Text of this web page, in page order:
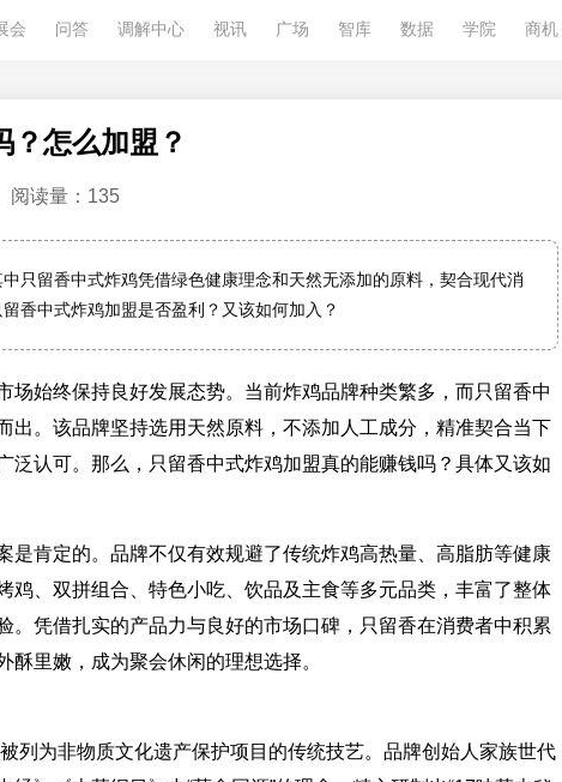
会 问答 调解中心 视讯 广场 智库 数据 学院 商机
？怎么加盟？
阅读量：135
只留香中式炸鸡凭借绿色健康理念和天然无添加的原料，契合现代消
香中式炸鸡加盟是否盈利？又该如何加入？
场始终保持良好发展态势。当前炸鸡品牌种类繁多，而只留香中
出。该品牌坚持选用天然原料，不添加人工成分，精准契合当下
泛认可。那么，只留香中式炸鸡加盟真的能赚钱吗？具体又该如
是肯定的。品牌不仅有效规避了传统炸鸡高热量、高脂肪等健康
鸡、双拼组合、特色小吃、饮品及主食等多元品类，丰富了整体
。凭借扎实的产品力与良好的市场口碑，只留香在消费者中积累
里嫩，成为聚会休闲的理想选择。
列为非物质文化遗产保护项目的传统技艺。品牌创始人家族世代